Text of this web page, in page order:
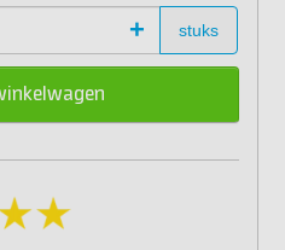
+ stuks